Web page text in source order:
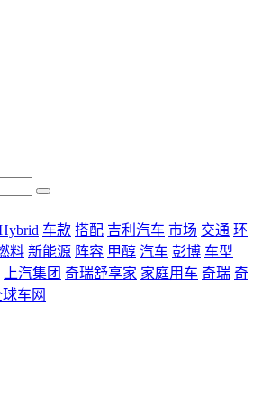
车款 搭配 吉利汽车 市场 交通 环
料 新能源 阵容 甲醇 汽车 彭博 车型
上汽集团 奇瑞舒享家 家庭用车 奇瑞 奇
车网